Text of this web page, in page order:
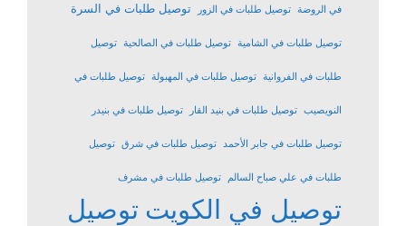
في الروضة توصيل طلبات في الزور توصيل طلبات في السرة
توصيل طلبات في الشامية توصيل طلبات في الصالحية توصيل
طلبات في الفروانية توصيل طلبات في المهبولة توصيل طلبات في
النويصيب توصيل طلبات في بنيد القار توصيل طلبات في بنيدر
توصيل طلبات في جابر الأحمد توصيل طلبات في شرق توصيل
طلبات في علي صباح السالم توصيل طلبات في مشرف
توصيل في الكويت توصيل